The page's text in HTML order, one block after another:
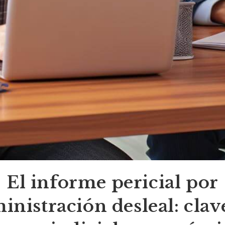
El informe pericial por
desleal: